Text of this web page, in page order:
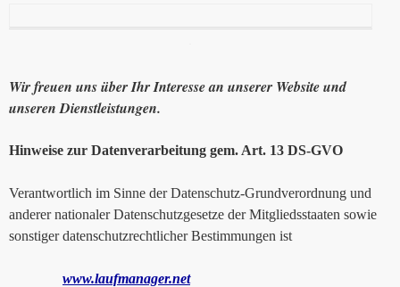
Wir freuen uns über Ihr Interesse an unserer Website und
unseren Dienstleistungen.
Hinweise zur Datenverarbeitung gem. Art. 13 DS-GVO
Verantwortlich im Sinne der Datenschutz-Grundverordnung und
anderer nationaler Datenschutzgesetze der Mitgliedsstaaten sowie
sonstiger datenschutzrechtlicher Bestimmungen ist
www.laufmanager.net